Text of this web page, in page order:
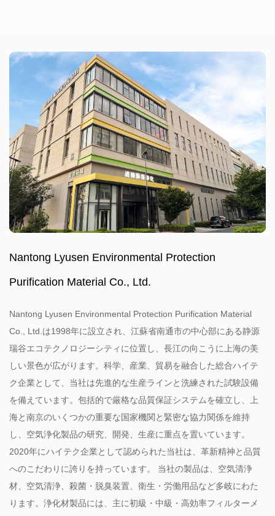
Nantong Lyusen Environmental Protection
Purification Material Co., Ltd.
Nantong Lyusen Environmental Protection Purification Material
Co., Ltd.は1998年に設立され、江蘇省南通市の中心部にある静源
瑞谷エコテクノロジーシティに位置し、長江の向こうに上海の美
しい景色が広がります。科学、産業、貿易を融合した総合ハイテ
ク企業として、当社は先進的な生産ラインと洗練された試験設備
を備えています。包括的で厳格な品質保証システムを確立し、上
海と南京のいくつかの重要な国家機関と緊密な協力関係を維持
し、空気浄化製品の研究、開発、生産に重点を置いています。
2020年にハイテク企業として認められた当社は、革新精神と品質
へのこだわりに誇りを持っています。 当社の製品は、空気清浄
材、空気清浄、殺菌・脱臭装置、衛生・労働用品など多岐にわた
ります。浄化材製品には、主に初級・中級・高効率フィルターメ